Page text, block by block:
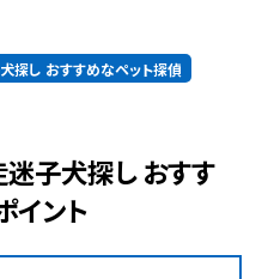
探し おすすめなペット探偵
イント